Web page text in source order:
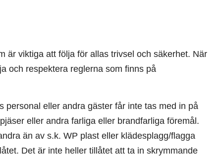
är viktiga att följa för allas trivsel och säkerhet. När
och respektera reglerna som finns på
eller andra gäster får inte tas med in på
eller andra farliga eller brandfarliga föremål.
än av s.k. WP plast eller klädesplagg/flagga
Det är inte heller tillåtet att ta in skrymmande